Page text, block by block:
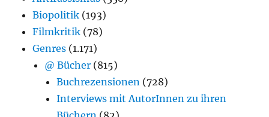
Biopolitik (193)
Filmkritik (78)
Genres (1.171)
@ Bücher (815)
Buchrezensionen (728)
Interviews mit AutorInnen zu ihren